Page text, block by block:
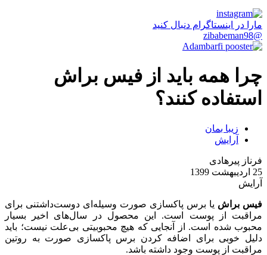
مارا در اینستاگرام دنبال کنید
@zibabeman98
چرا همه باید از فیس براش
استفاده کنند؟
زیبا بمان
آرایش
فرناز پیرهادی
25 اردیبهشت 1399
آرایش
فیس براش یا برس پاکسازی صورت وسیله‌ای دوست‌داشتنی برای
مراقبت از پوست است. این محصول در سال‌های اخیر بسیار
محبوب شده است. از آنجایی که هیچ محبوبیتی بی‌علت نیست؛ باید
دلیل خوبی برای اضافه کردن برس پاکسازی صورت به روتین
مراقبت از پوست وجود داشته باشد.